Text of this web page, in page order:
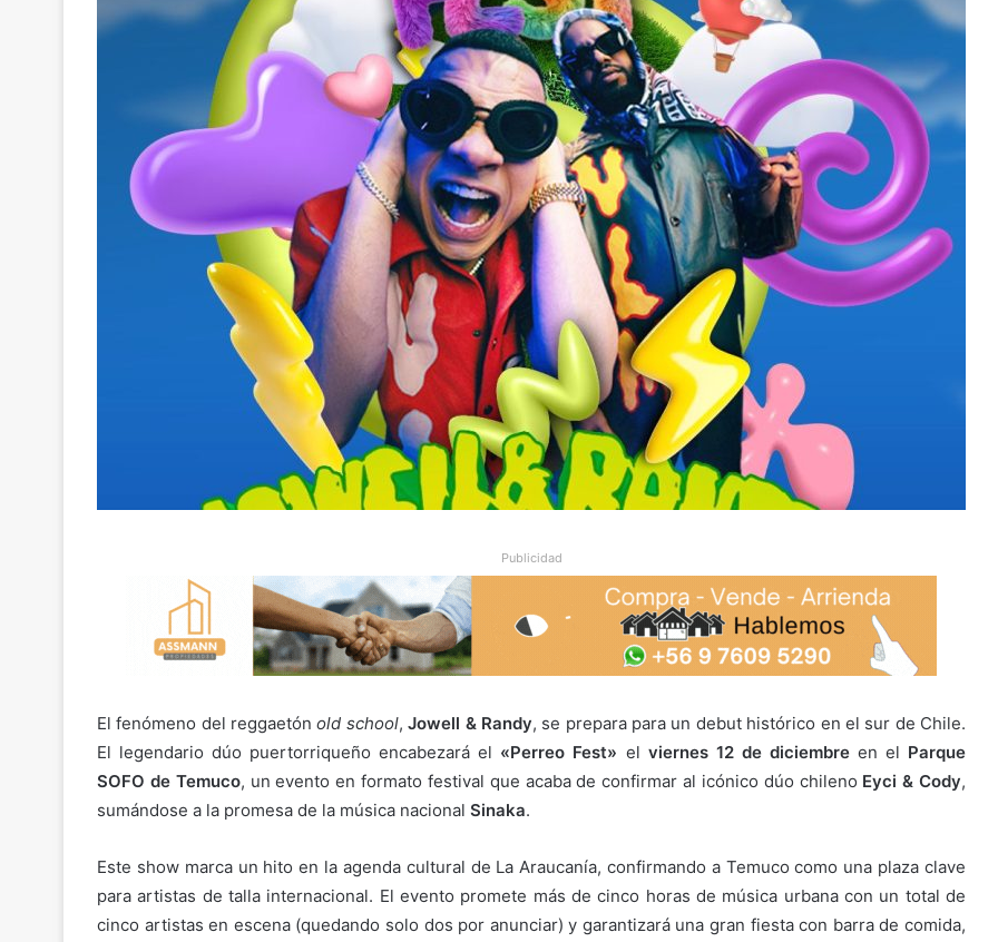
Publicidad
El fenómeno del reggaetónold school,Jowell & Randy, se prepara para un debut histórico en el sur de Chile.
El legendario dúo puertorriqueño encabezará el «Perreo Fest» el viernes 12 de diciembreen el Parque
SOFO de Temuco, un evento en formato festival que acaba de confirmar al icónico dúo chileno Eyci & Cody,
sumándose a la promesa de la música nacional Sinaka.
Este show marca un hito en la agenda cultural de La Araucanía, confirmando a Temuco como una plaza clave
para artistas de talla internacional. El evento promete más de cinco horas de música urbana con un total de
cinco artistas en escena (quedando solo dos por anunciar) y garantizará una gran fiesta con barra de comida,